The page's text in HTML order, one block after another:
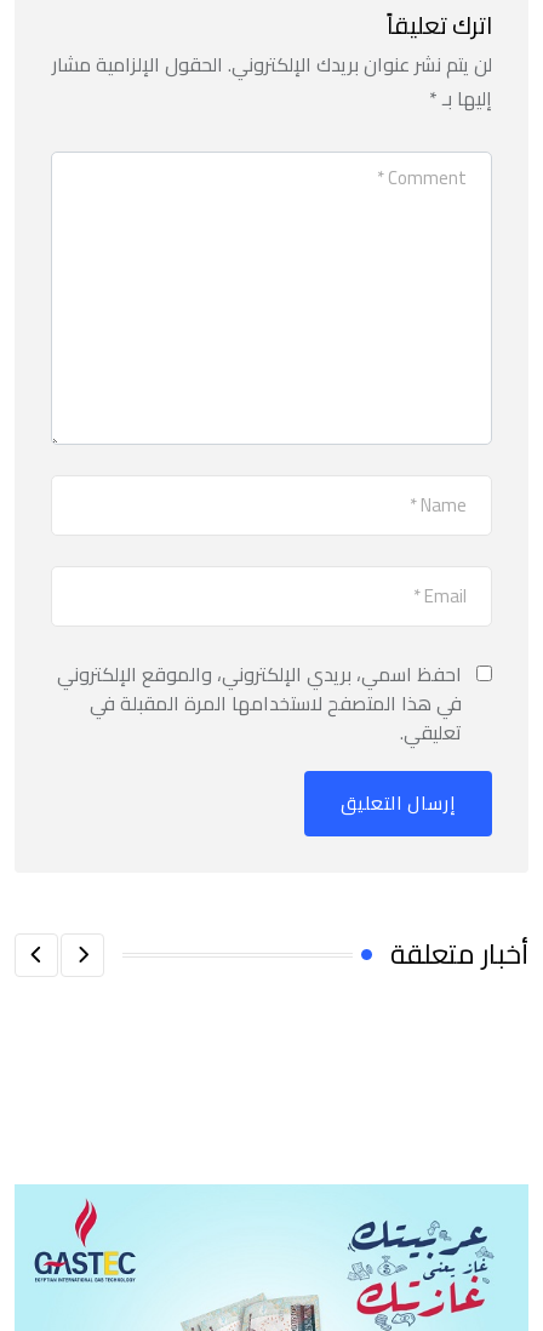
اترك تعليقاً
لن يتم نشر عنوان بريدك الإلكتروني. الحقول الإلزامية مشار
إليها بـ*
احفظ اسمي، بريدي الإلكتروني، والموقع الإلكتروني
في هذا المتصفح لاستخدامها المرة المقبلة في
تعليقي.
أخبار متعلقة